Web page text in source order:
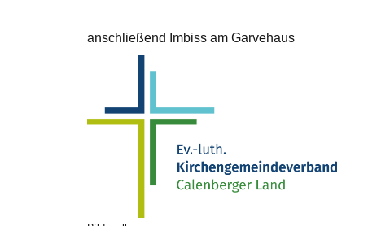
anschließend Imbiss am Garvehaus